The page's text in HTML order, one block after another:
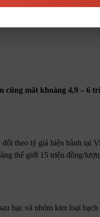
cũng mất khoảng 4,9 – 6
theo tỷ giá hiện hành tại
thế giới 15 triệu đồng/
bạc và nhóm kim loại